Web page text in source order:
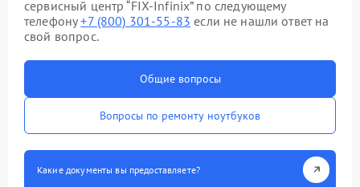
сервисный центр “FIX-Infinix” по следующему
телефону+7 (800) 301-55-83 если не нашли ответ на
свой вопрос.
Общие вопросы
Вопросы по ремонту ноутбуков
Какие документы вы предоставляете?